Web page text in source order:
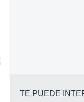
TE PUEDE